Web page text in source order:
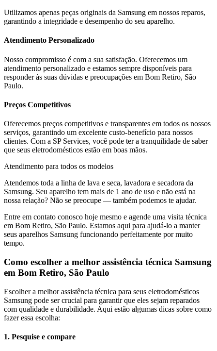
Utilizamos apenas peças originais da Samsung em nossos reparos,
garantindo a integridade e desempenho do seu aparelho.
Atendimento Personalizado
Nosso compromisso é com a sua satisfação. Oferecemos um
atendimento personalizado e estamos sempre disponíveis para
responder às suas dúvidas e preocupações em Bom Retiro, São
Paulo.
Preços Competitivos
Oferecemos preços competitivos e transparentes em todos os nossos
serviços, garantindo um excelente custo-benefício para nossos
clientes. Com a SP Services, você pode ter a tranquilidade de saber
que seus eletrodomésticos estão em boas mãos.
Atendimento para todos os modelos
Atendemos toda a linha de lava e seca, lavadora e secadora da
Samsung. Seu aparelho tem mais de 1 ano de uso e não está na
nossa relação? Não se preocupe — também podemos te ajudar.
Entre em contato conosco hoje mesmo e agende uma visita técnica
em Bom Retiro, São Paulo. Estamos aqui para ajudá-lo a manter
seus aparelhos Samsung funcionando perfeitamente por muito
tempo.
Como escolher a melhor assistência técnica Samsung
em Bom Retiro, São Paulo
Escolher a melhor assistência técnica para seus eletrodomésticos
Samsung pode ser crucial para garantir que eles sejam reparados
com qualidade e durabilidade. Aqui estão algumas dicas sobre como
fazer essa escolha:
1. Pesquise e compare